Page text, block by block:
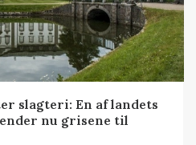
slagteri: En af landets
nu grisene til